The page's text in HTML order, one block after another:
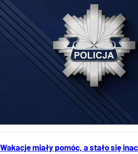
Wakacje miały pomóc, a stało się